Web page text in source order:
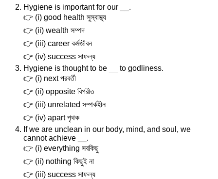
Hygiene is important for our __.
👉 (i) good health সুস্বাস্থ্য
👉 (ii) wealth সম্পদ
👉 (iii) career কর্মজীবন
👉 (iv) success সাফল্য
Hygiene is thought to be __ to godliness.
👉 (i) next পরবর্তী
👉 (ii) opposite বিপরীত
👉 (iii) unrelated সম্পর্কহীন
👉 (iv) apart পৃথক
If we are unclean in our body, mind, and soul, we
cannot achieve __.
👉 (i) everything সবকিছু
👉 (ii) nothing কিছুই না
👉 (iii) success সাফল্য